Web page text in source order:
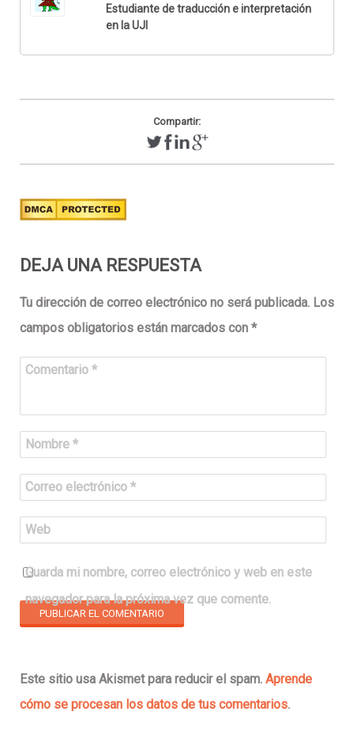
Estudiante de traducción e interpretación
en la UJI
Compartir:
DEJA UNA RESPUESTA
Tu dirección de correo electrónico no será publicada. Los
campos obligatorios están marcados con *
Comentario *
Nombre *
Correo electrónico *
Web
Guarda mi nombre, correo electrónico y web en este
navegador para la próxima vez que comente.
Este sitio usa Akismet para reducir el spam. Aprende
cómo se procesan los datos de tus comentarios.